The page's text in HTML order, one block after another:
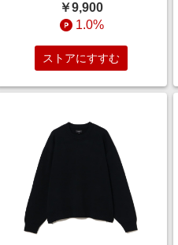
MEN Rust ONE SIZE
￥9,900
1.0%
ストアにすすむ